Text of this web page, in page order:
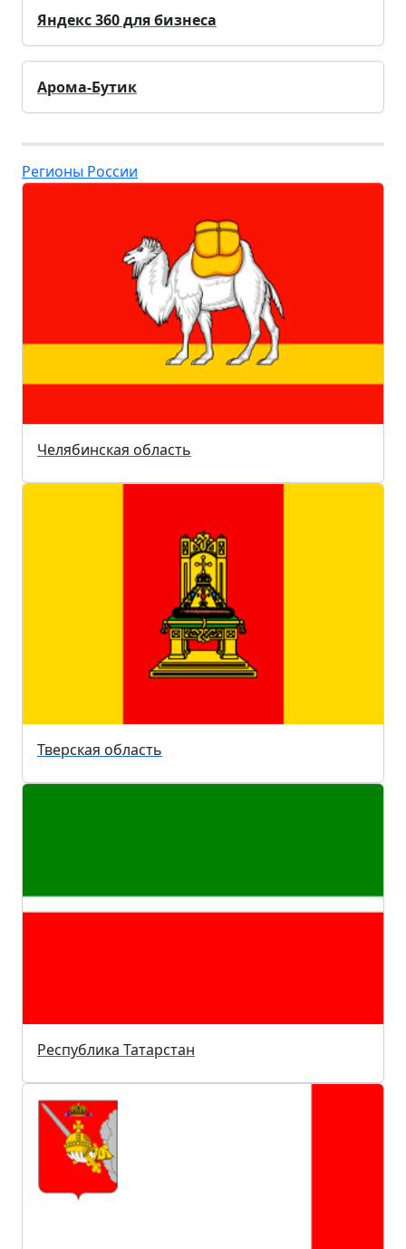
Яндекс 360 для бизнеса
Арома-Бутик
Регионы России
Челябинская область
Тверская область
Республика Татарстан